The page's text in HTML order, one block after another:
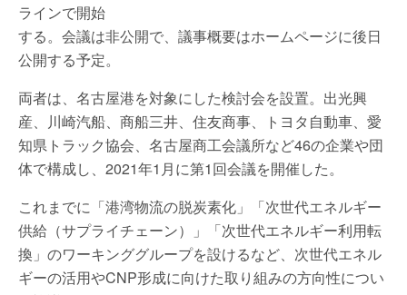
ラインで開始
する。会議は非公開で、議事概要はホームページに後日
公開する予定。
両者は、名古屋港を対象にした検討会を設置。出光興
産、川崎汽船、商船三井、住友商事、トヨタ自動車、愛
知県トラック協会、名古屋商工会議所など46の企業や団
体で構成し、2021年1月に第1回会議を開催した。
これまでに「港湾物流の脱炭素化」「次世代エネルギー
供給（サプライチェーン）」「次世代エネルギー利用転
換」のワーキンググループを設けるなど、次世代エネル
ギーの活用やCNP形成に向けた取り組みの方向性につい